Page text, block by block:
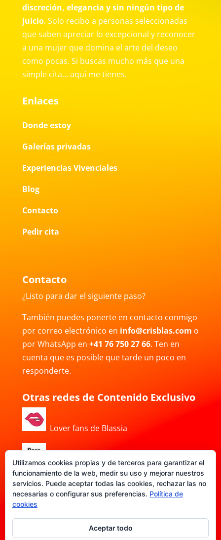
discreción, elegancia y sin ningún tipo de
juicio. Solo recibo a personas seleccionadas
que saben apreciar lo excepcional y reconocer
a una mujer que domina el arte del deseo
como pocas. Si buscas mucho más que una
simple cita… aquí me tienes.
Enlaces
Donde estoy
Galerías privadas
Experiencias Vivenciales
Blog
Contacto
Pedir cita
Contacto
¿Listo para dar el siguiente paso?
También puedes ponerte en contacto conmigo
por correo electrónico en info@crisblas.com o
por WhatsApp en +41 76 750 27 66. Ten en
cuenta que es posible que tarde un poco en
responderte.
Otras redes de Contenido Exclusivo
Lover fans de Blassia
Porn Hub de Blassia
DATE-FANS de Blassia
Utilizamos cookies propias y de terceros para garantizar el
funcionamiento de la web, medir su uso y mejorar nuestros
servicios. Puede aceptar todas las cookies, rechazar las no
necesarias o configurar sus preferencias. Política de
cookies
Aceptar todo